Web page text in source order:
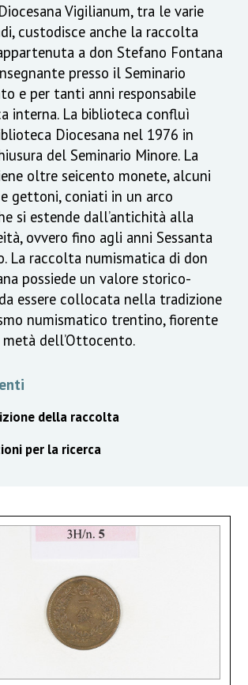
Vigilianum, tra le varie
custodisce anche la raccolta
a don Stefano Fontana
presso il Seminario
e per tanti anni responsabile
interna. La biblioteca confluì
Diocesana nel 1976 in
del Seminario Minore. La
oltre seicento monete, alcuni
gettoni, coniati in un arco
si estende dall’antichità alla
ovvero fino agli anni Sessanta
La raccolta numismatica di don
possiede un valore storico-
essere collocata nella tradizione
numismatico trentino, fiorente
dell’Ottocento.
della raccolta
per la ricerca